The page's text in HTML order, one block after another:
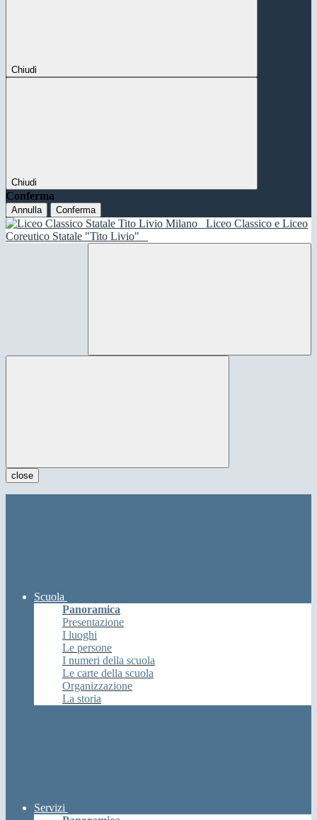
Chiudi
Chiudi
Conferma
Annulla Conferma
Liceo Classico e Liceo
Coreutico Statale "Tito Livio"
close
Scuola
Panoramica
Presentazione
I luoghi
Le persone
I numeri della scuola
Le carte della scuola
Organizzazione
La storia
Servizi